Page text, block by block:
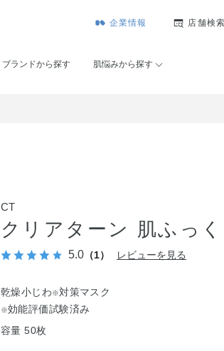
企業情報 店舗検索
ブランドから探す 肌悩みから探す
CT
クリアターン 肌ふっ
5.0 （1） レビューを見る
乾燥小じわ※対策マスク
※効能評価試験済み
容量 50枚